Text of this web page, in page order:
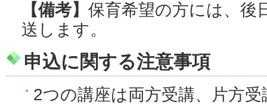
【備考】 保育希望の方には、後
送します。
申込に関する注意事項
2つの講座は両方受講、片方